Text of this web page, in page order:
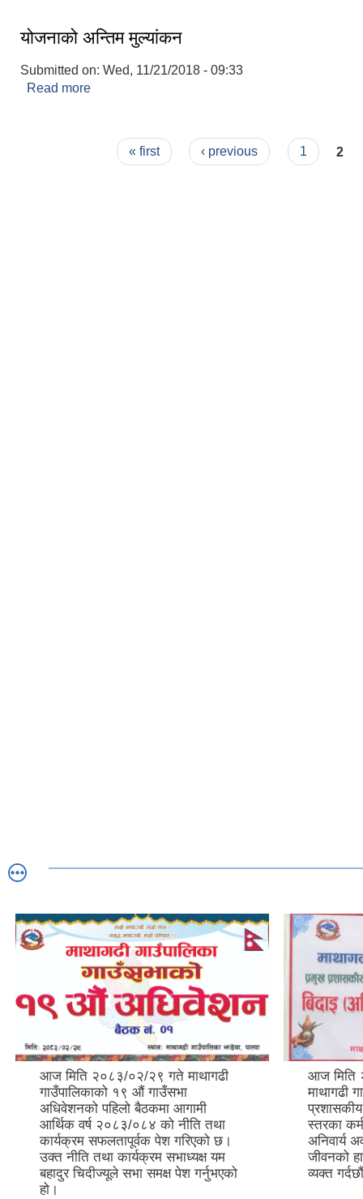
योजनाको अन्तिम मुल्यांकन
Submitted on: Wed, 11/21/2018 - 09:33
Read more
« first ‹ previous 1 2
आज मिति २०८३/०२/२९ गते माथागढी
गाउँपालिकाको १९ औं गाउँसभा
अधिवेशनको पहिलो बैठकमा आगामी
आर्थिक वर्ष २०८३/०८४ को नीति तथा
कार्यक्रम सफलतापूर्वक पेश गरिएको छ।
उक्त नीति तथा कार्यक्रम सभाध्यक्ष यम
बहादुर चिदीज्यूले सभा समक्ष पेश गर्नुभएको
हो।
आज मिति
माथागढी
स्तरका
अनिवार्य
जीवनको
व्यक्त